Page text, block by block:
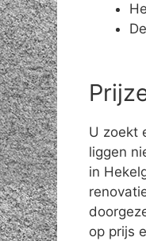
U zoekt
liggen
in
op prijs